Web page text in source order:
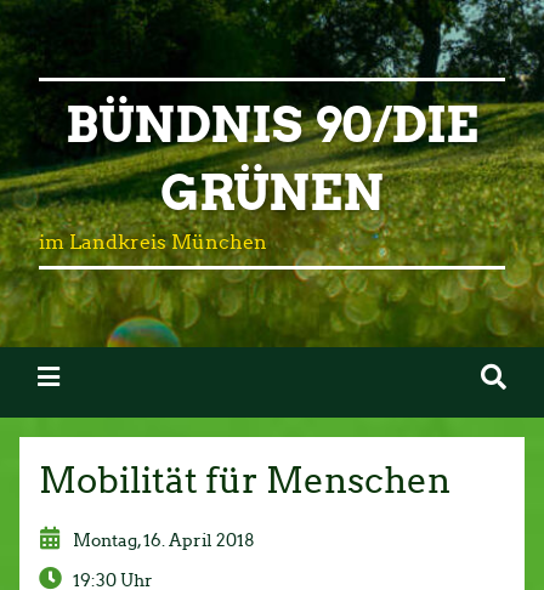
BÜNDNIS 90/DIE
GRÜNEN
im Landkreis München
Mobilität für Menschen
Montag, 16. April 2018
19:30 Uhr